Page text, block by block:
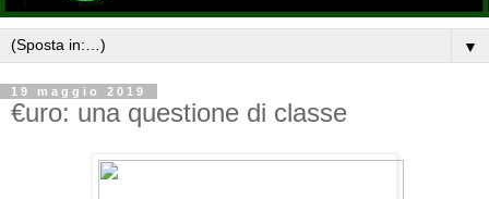
▼
19 maggio 2019
€uro: una questione di classe